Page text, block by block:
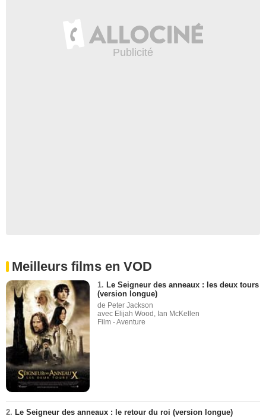
Meilleurs films en VOD
1. Le Seigneur des anneaux : les deux tours
(version longue)
de Peter Jackson
avec Elijah Wood, Ian McKellen
Film - Aventure
2. Le Seigneur des anneaux : le retour du roi (version longue)